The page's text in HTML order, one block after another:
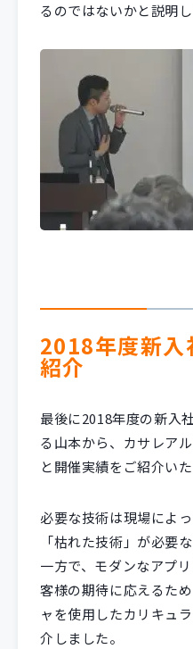
るのではないかと説明し
2018年度新
紹介
最後に2018年度の新入
る山本から、カサレア
と開催実績をご紹介いた
必要な技術は現場によ
「枯れた技術」が必要
一方で、モダンなアプ
客様の期待に応えるた
ャを使用したカリキュ
介しました。